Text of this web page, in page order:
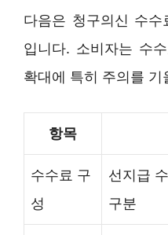
다음은 청구의신 수
입니다. 소비자는 수
확대에 특히 주의를 기
항목
수수료 구
성
선지급
구분